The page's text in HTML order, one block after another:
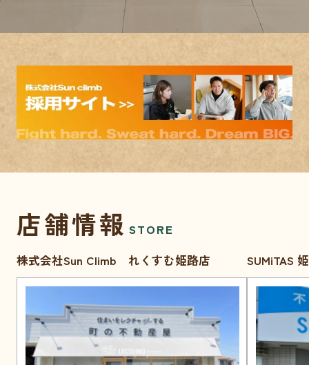
店舗情報 STORE
株式会社Sun Climb れくすむ姫路店
SUMiTAS